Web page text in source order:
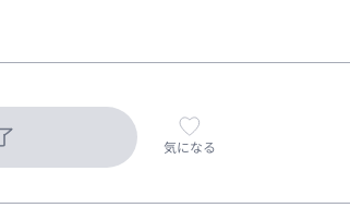
気になる